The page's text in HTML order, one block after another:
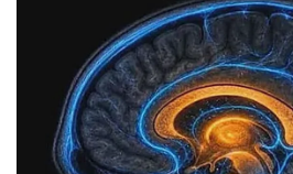
സ്റ്റാർട്ട് ബട്ടണിൽ തുടങ്ങി
എത്തിനിൽക്കുന്ന വിൻഡോസ്
ഓപ്പറേറ്റിംഗ് സിസ്റ്റം മാത്രമല്ല;
വർഷത്തിലേറെയായി
മനുഷ്യരുടെ ഡിജിറ്റൽ
രൂപപ്പെടുത്തിയ യഥാർത്ഥ